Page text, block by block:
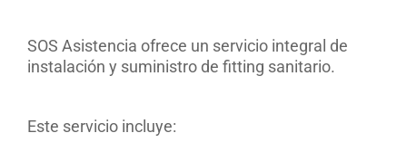
SOS Asistencia ofrece un servicio integral de
instalación y suministro de fitting sanitario.
Este servicio incluye: